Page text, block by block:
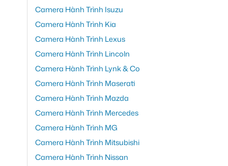
Camera Hành Trình Isuzu
Camera Hành Trình Kia
Camera Hành Trình Lexus
Camera Hành Trình Lincoln
Camera Hành Trình Lynk & Co
Camera Hành Trình Maserati
Camera Hành Trình Mazda
Camera Hành Trình Mercedes
Camera Hành Trình MG
Camera Hành Trình Mitsubishi
Camera Hành Trình Nissan